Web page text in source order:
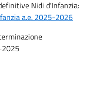
Nidi d'Infanzia:
a.e. 2025-2026